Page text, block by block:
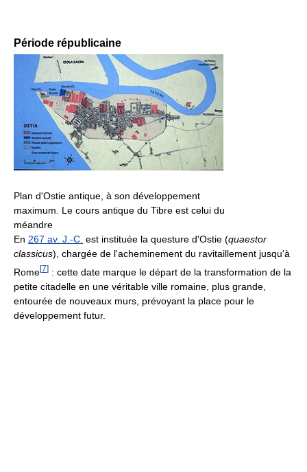
Période républicaine
Plan d'Ostie antique, à son développement
maximum. Le cours antique du Tibre est celui du
méandre
En 267 av. J.-C. est instituée la questure d'Ostie (quaestor
classicus), chargée de l'acheminement du ravitaillement jusqu'à
Rome[7] : cette date marque le départ de la transformation de la
petite citadelle en une véritable ville romaine, plus grande,
entourée de nouveaux murs, prévoyant la place pour le
développement futur.